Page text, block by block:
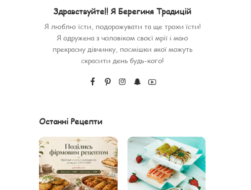
Здравствуйте!! Я Берегиня Традицій
Я люблю їсти, подорожувати та ще трохи їсти!
Я одружена з чоловіком своєї мрії і маю
прекрасну дівчинку, посмішки якої можуть
скрасити день будь-кого!
Останні Рецепти